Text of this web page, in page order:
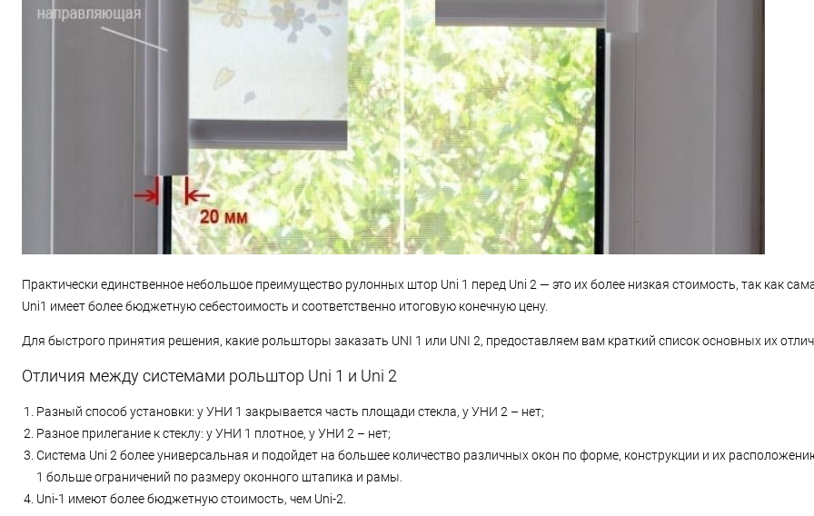
Практически единственное небольшое преимущество рулонных штор Uni 1 перед Uni 2 — это их более низкая стоимость, так как
Uni1 имеет более бюджетную себестоимость и соответственно итоговую конечную цену.
Для быстрого принятия решения, какие рольшторы заказать UNI 1 или UNI 2, предоставляем вам краткий список основных их
Отличия между системами рольштор Uni 1 и Uni 2
Разный способ установки: у УНИ 1 закрывается часть площади стекла, у УНИ 2 – нет;
Разное прилегание к стеклу: у УНИ 1 плотное, у УНИ 2 – нет;
Система Uni 2 более универсальная и подойдет на большее количество различных окон по форме, конструкции и их
1 больше ограничений по размеру оконного штапика и рамы.
Uni-1 имеют более бюджетную стоимость, чем Uni-2.